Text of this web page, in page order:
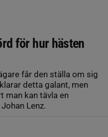
för hur hästen
får den ställa om sig
detta galant, men
man kan tävla en
Lenz.